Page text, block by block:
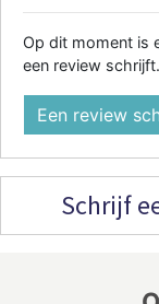
Op dit moment is
een review schrijft.
Een review
Schrijf